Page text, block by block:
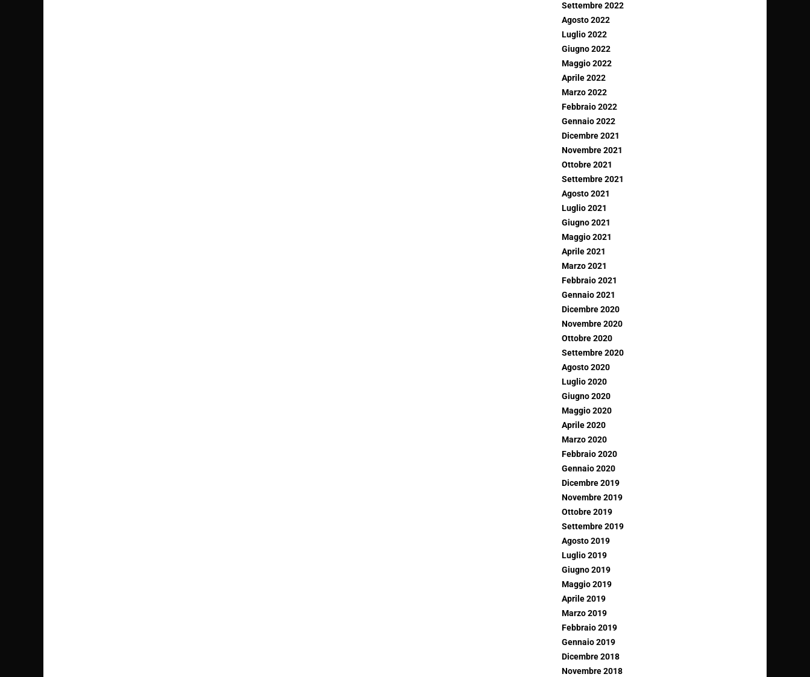
Settembre 2022
Agosto 2022
Luglio 2022
Giugno 2022
Maggio 2022
Aprile 2022
Marzo 2022
Febbraio 2022
Gennaio 2022
Dicembre 2021
Novembre 2021
Ottobre 2021
Settembre 2021
Agosto 2021
Luglio 2021
Giugno 2021
Maggio 2021
Aprile 2021
Marzo 2021
Febbraio 2021
Gennaio 2021
Dicembre 2020
Novembre 2020
Ottobre 2020
Settembre 2020
Agosto 2020
Luglio 2020
Giugno 2020
Maggio 2020
Aprile 2020
Marzo 2020
Febbraio 2020
Gennaio 2020
Dicembre 2019
Novembre 2019
Ottobre 2019
Settembre 2019
Agosto 2019
Luglio 2019
Giugno 2019
Maggio 2019
Aprile 2019
Marzo 2019
Febbraio 2019
Gennaio 2019
Dicembre 2018
Novembre 2018